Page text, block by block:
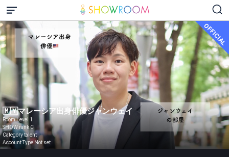
OFFICIAL
🇲🇾マレーシア出身俳優ジャンウェイ
Room Level 1
SHOW rank C
Category talent
Account Type Not set